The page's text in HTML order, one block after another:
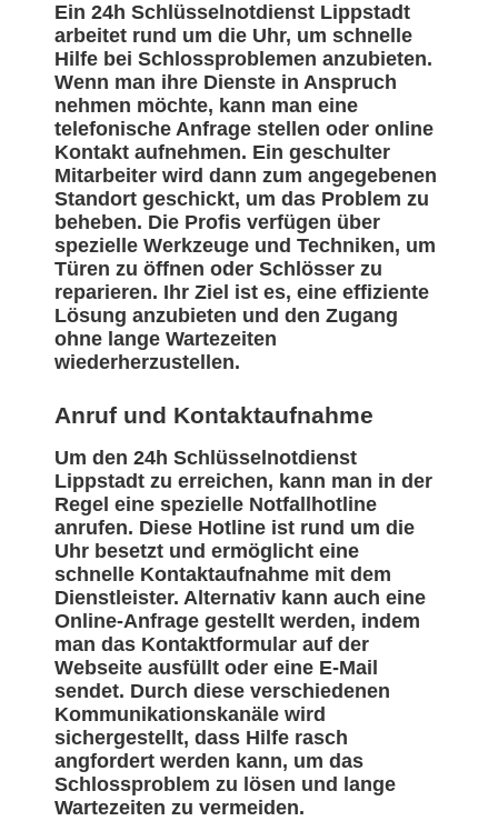
Ein 24h Schlüsselnotdienst Lippstadt
arbeitet rund um die Uhr, um schnelle
Hilfe bei Schlossproblemen anzubieten.
Wenn man ihre Dienste in Anspruch
nehmen möchte, kann man eine
telefonische Anfrage stellen oder online
Kontakt aufnehmen. Ein geschulter
Mitarbeiter wird dann zum angegebenen
Standort geschickt, um das Problem zu
beheben. Die Profis verfügen über
spezielle Werkzeuge und Techniken, um
Türen zu öffnen oder Schlösser zu
reparieren. Ihr Ziel ist es, eine effiziente
Lösung anzubieten und den Zugang
ohne lange Wartezeiten
wiederherzustellen.
Anruf und Kontaktaufnahme
Um den 24h Schlüsselnotdienst
Lippstadt zu erreichen, kann man in der
Regel eine spezielle Notfallhotline
anrufen. Diese Hotline ist rund um die
Uhr besetzt und ermöglicht eine
schnelle Kontaktaufnahme mit dem
Dienstleister. Alternativ kann auch eine
Online-Anfrage gestellt werden, indem
man das Kontaktformular auf der
Webseite ausfüllt oder eine E-Mail
sendet. Durch diese verschiedenen
Kommunikationskanäle wird
sichergestellt, dass Hilfe rasch
angfordert werden kann, um das
Schlossproblem zu lösen und lange
Wartezeiten zu vermeiden.